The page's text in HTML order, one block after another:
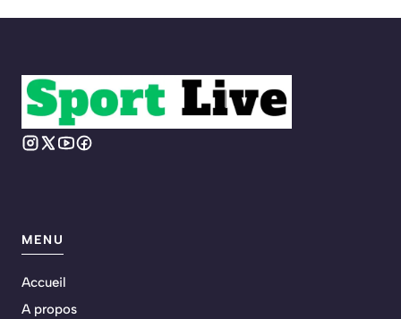
MENU
Accueil
A propos